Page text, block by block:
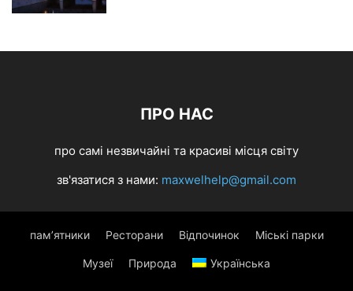
ПРО НАС
про самі незвичайні та красиві місця світу
зв'язатися з нами: maxwelhelp@gmail.com
пам’ятники Ресторани Відпочинок Міські парки
Музеї Природа Українська